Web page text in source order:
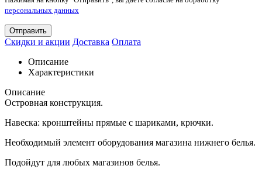
персональных данных
Отправить
Скидки и акции Доставка Оплата
Описание
Характеристики
Описание
Островная конструкция.
Навеска: кронштейны прямые с шариками, крючки.
Необходимый элемент оборудования магазина нижнего белья.
Подойдут для любых магазинов белья.